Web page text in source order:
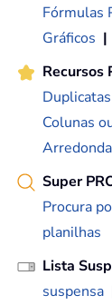
Fórmulas
Gráficos |
Recursos
Duplicatas
Colunas
Super
Procura
planilhas
Lista
suspensa